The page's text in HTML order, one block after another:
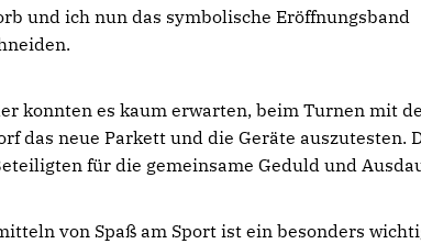
und ich nun das symbolische Eröffnungsband
konnten es kaum erwarten, beim Turnen mit
das neue Parkett und die Geräte auszutesten.
für die gemeinsame Geduld und
von Spaß am Sport ist ein besonders